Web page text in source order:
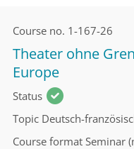
Course no. 1-167-26
Theater ohne
Europe
Status
Topic Deutsch-
Course format Seminar